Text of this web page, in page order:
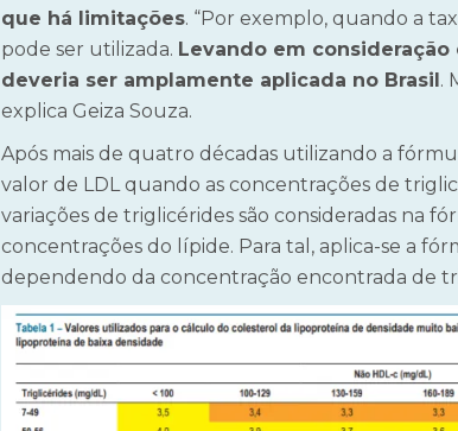
que há limitações. “Por exemplo, quando a
pode ser utilizada. Levando em consideração
deveria ser amplamente aplicada no Brasil.
explica Geiza Souza.
Após mais de quatro décadas utilizando a
valor de LDL quando as concentrações de
variações de triglicérides são consideradas na
concentrações do lípide. Para tal, aplica-se a
dependendo da concentração encontrada de